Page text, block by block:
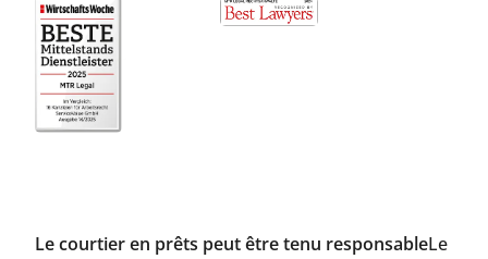
Le courtier en prêts peut être tenu responsableLe